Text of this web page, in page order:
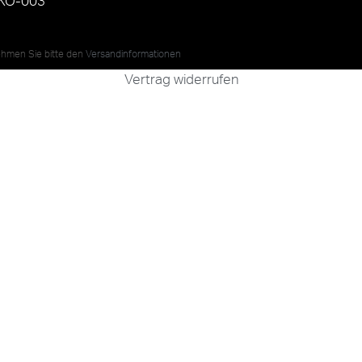
Sie bitte den Versandinformationen
Vertrag widerrufen